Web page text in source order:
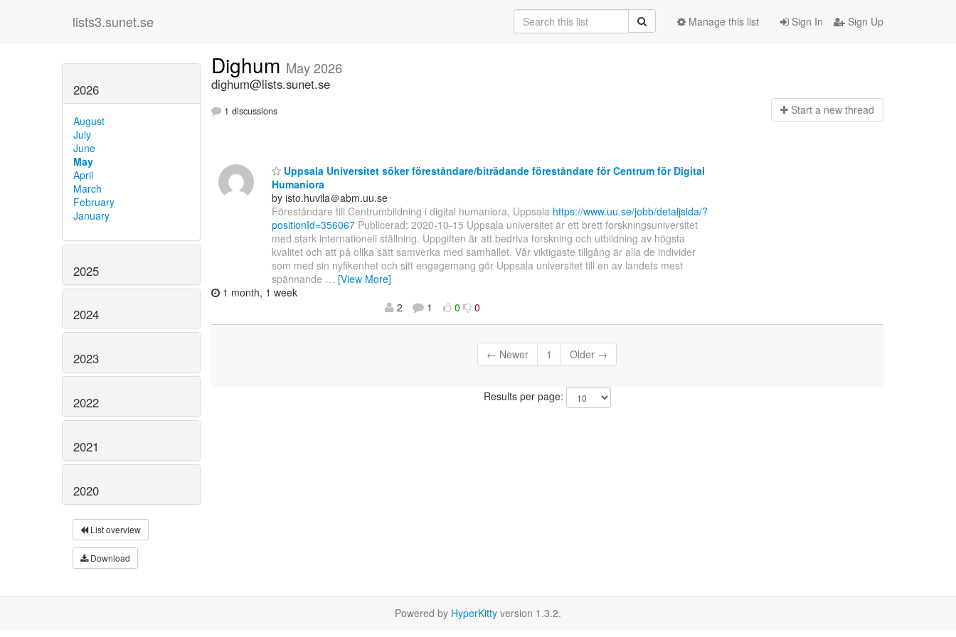
lists3.sunet.se Sign In Sign Up
Manage this list
2026
August
July
June
May
April
March
February
January
2025
2024
2023
2022
2021
2020
List overview
Download
Dighum May 2026
dighum@lists.sunet.se
1 discussions Start a new thread
Uppsala Universitet söker föreståndare/biträdande föreståndare för Centrum för Digital
Humaniora
by isto.huvila＠abm.uu.se
Föreståndare till Centrumbildning i digital humaniora, Uppsala https://www.uu.se/jobb/detaljsida/?
positionId=356067 Publicerad: 2020-10-15 Uppsala universitet är ett brett forskningsuniversitet
med stark internationell ställning. Uppgiften är att bedriva forskning och utbildning av högsta
kvalitet och att på olika sätt samverka med samhället. Vår viktigaste tillgång är alla de individer
som med sin nyfikenhet och sitt engagemang gör Uppsala universitet till en av landets mest
spännande … [View More]
1 month, 1 week
2
1 0 0
← Newer 1 Older →
Results per page:
Powered by HyperKitty version 1.3.2.